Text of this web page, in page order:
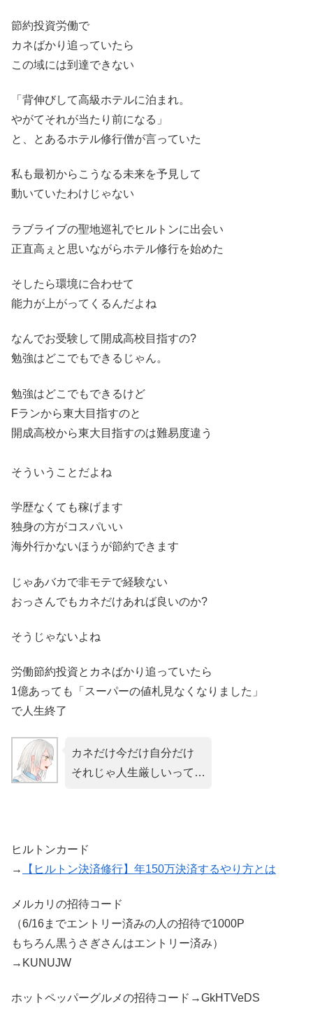
節約投資労働で
カネばかり追っていたら
この域には到達できない
「背伸びして高級ホテルに泊まれ。
やがてそれが当たり前になる」
と、とあるホテル修行僧が言っていた
私も最初からこうなる未来を予見して
動いていたわけじゃない
ラブライブの聖地巡礼でヒルトンに出会い
正直高ぇと思いながらホテル修行を始めた
そしたら環境に合わせて
能力が上がってくるんだよね
なんでお受験して開成高校目指すの?
勉強はどこでもできるじゃん。
勉強はどこでもできるけど
Fランから東大目指すのと
開成高校から東大目指すのは難易度違う
そういうことだよね
学歴なくても稼げます
独身の方がコスパいい
海外行かないほうが節約できます
じゃあバカで非モテで経験ない
おっさんでもカネだけあれば良いのか?
そうじゃないよね
労働節約投資とカネばかり追っていたら
1億あっても「スーパーの値札見なくなりました」
で人生終了
カネだけ今だけ自分だけ
それじゃ人生厳しいって…
ヒルトンカード
→
【ヒルトン決済修行】年150万決済するやり方とは
メルカリの招待コード
（6/16までエントリー済みの人の招待で1000P
もちろん黒うさぎさんはエントリー済み）
→KUNUJW
ホットペッパーグルメの招待コード→GkHTVeDS